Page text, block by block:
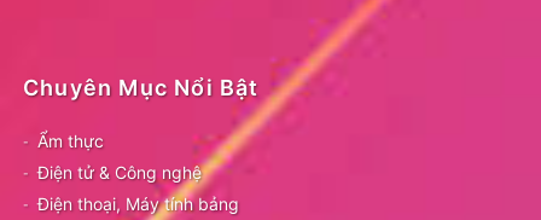
Chuyên Mục Nổi Bật
Ẩm thực
Điện tử & Công nghệ
Điện thoại, Máy tính bảng